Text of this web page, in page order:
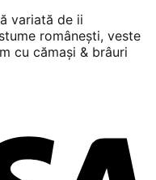
variată de ii
românești, veste
cu cămași & brâuri